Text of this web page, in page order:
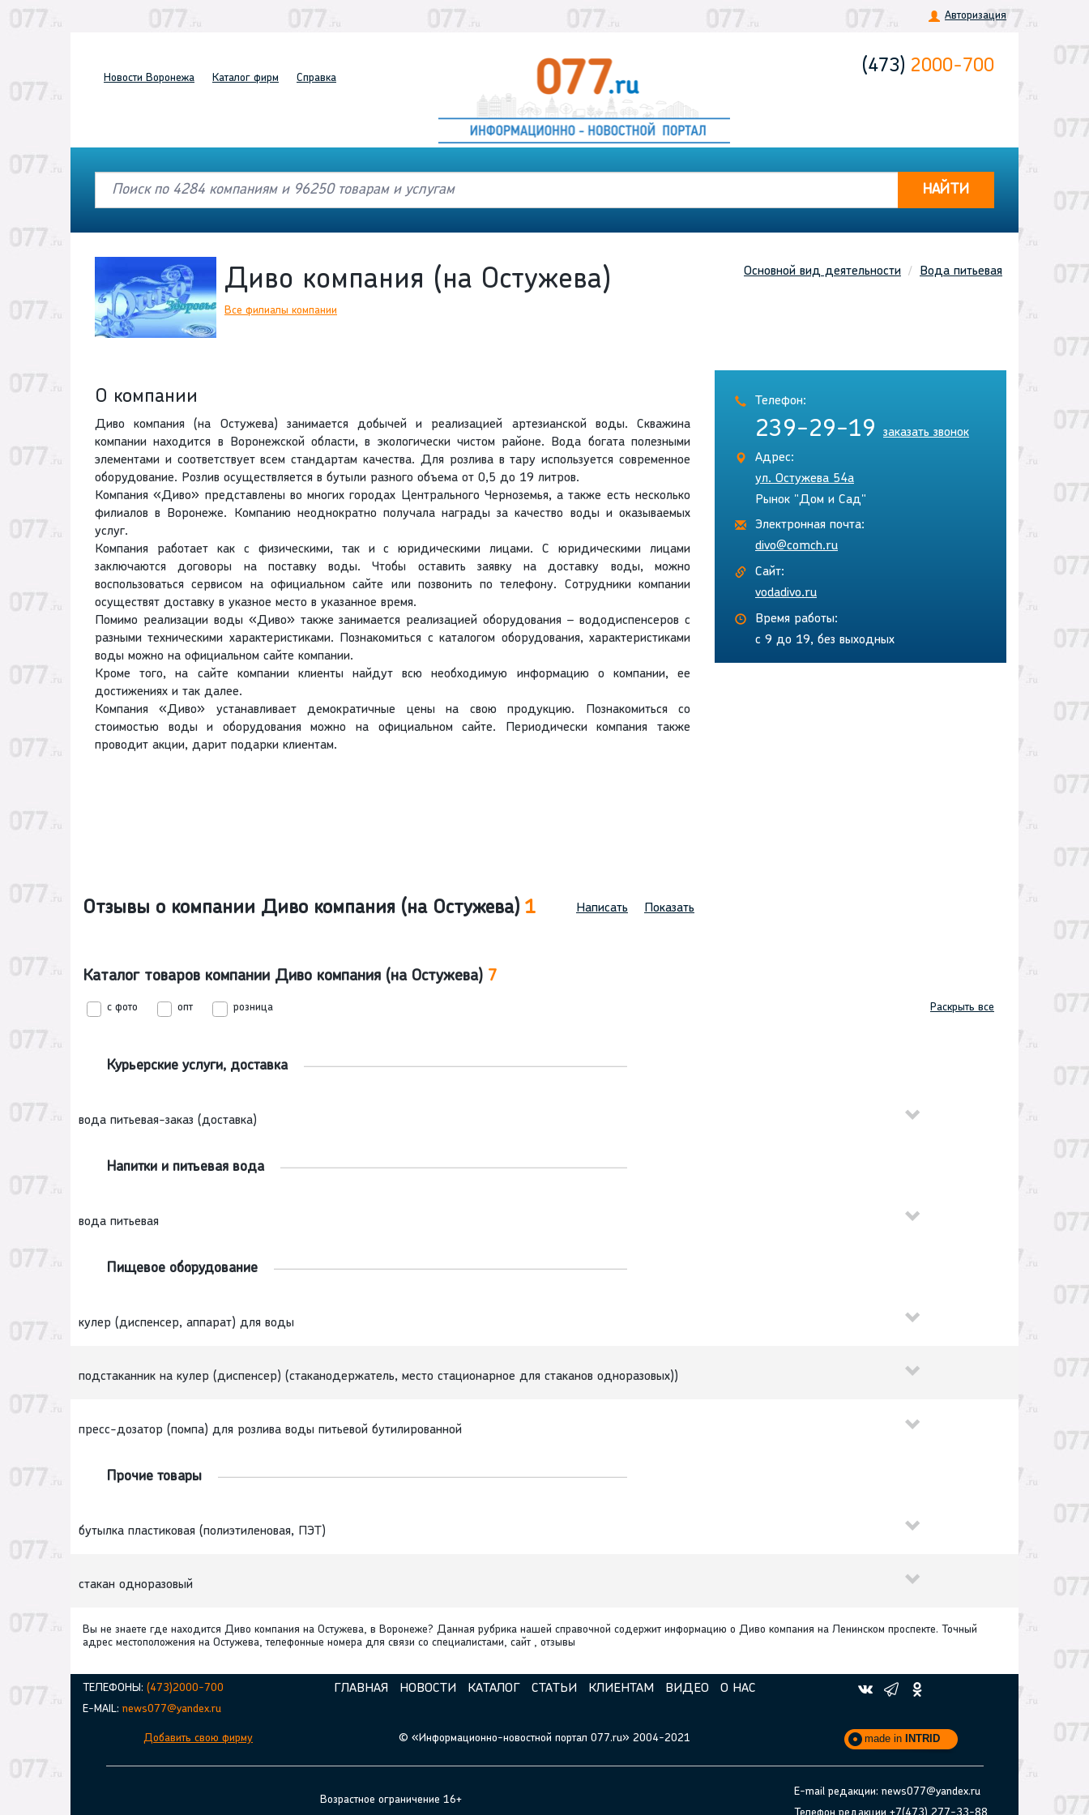
Авторизация
Новости Воронежа Каталог фирм Справка
(473) 2000-700
НАЙТИ
Основной вид деятельности Вода питьевая
Диво компания (на Остужева)
Все филиалы компании
О компании
Диво компания (на Остужева) занимается добычей и реализацией артезианской воды. Скважина
компании находится в Воронежской области, в экологически чистом районе. Вода богата полезными
элементами и соответствует всем стандартам качества. Для розлива в тару используется современное
оборудование. Розлив осуществляется в бутыли разного объема от 0,5 до 19 литров.
Компания «Диво» представлены во многих городах Центрального Черноземья, а также есть несколько
филиалов в Воронеже. Компанию неоднократно получала награды за качество воды и оказываемых
услуг.
Компания работает как с физическими, так и с юридическими лицами. С юридическими лицами
заключаются договоры на поставку воды. Чтобы оставить заявку на доставку воды, можно
воспользоваться сервисом на официальном сайте или позвонить по телефону. Сотрудники компании
осуществят доставку в указное место в указанное время.
Помимо реализации воды «Диво» также занимается реализацией оборудования – вододиспенсеров с
разными техническими характеристиками. Познакомиться с каталогом оборудования, характеристиками
воды можно на официальном сайте компании.
Кроме того, на сайте компании клиенты найдут всю необходимую информацию о компании, ее
достижениях и так далее.
Компания «Диво» устанавливает демократичные цены на свою продукцию. Познакомиться со
стоимостью воды и оборудования можно на официальном сайте. Периодически компания также
проводит акции, дарит подарки клиентам.
Телефон:
239-29-19
заказать звонок
Адрес:
ул. Остужева 54а
Рынок "Дом и Сад"
Электронная почта:
divo@comch.ru
Сайт:
vodadivo.ru
Время работы:
с 9 до 19, без выходных
Отзывы о компании Диво компания (на Остужева) 1 Написать Показать
Каталог товаров компании Диво компания (на Остужева) 7
с фото опт розница Раскрыть все
Курьерские услуги, доставка
вода питьевая-заказ (доставка)
Напитки и питьевая вода
вода питьевая
Пищевое оборудование
кулер (диспенсер, аппарат) для воды
подстаканник на кулер (диспенсер) (стаканодержатель, место стационарное для стаканов одноразовых))
пресс-дозатор (помпа) для розлива воды питьевой бутилированной
Прочие товары
бутылка пластиковая (полиэтиленовая, ПЭТ)
стакан одноразовый
Вы не знаете где находится Диво компания на Остужева, в Воронеже? Данная рубрика нашей справочной содержит информацию о Диво компания на Ленинском проспекте. Точный
адрес местоположения на Остужева, телефонные номера для связи со специалистами, сайт , отзывы
ТЕЛЕФОНЫ: (473)2000-700
E-MAIL: news077@yandex.ru
Добавить свою фирму
ГЛАВНАЯ НОВОСТИ КАТАЛОГ СТАТЬИ КЛИЕНТАМ ВИДЕО О НАС
© «Информационно-новостной портал 077.ru» 2004-2021 made in INTRID
Возрастное ограничение 16+
E-mail редакции: news077@yandex.ru